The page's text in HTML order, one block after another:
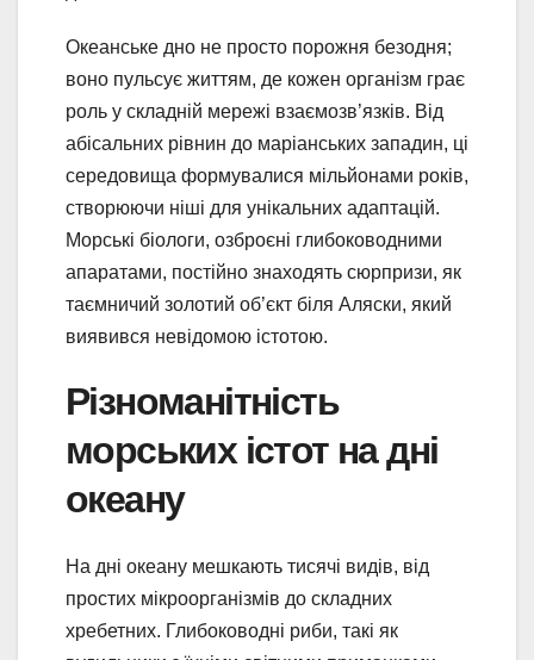
Океанське дно не просто порожня безодня;
воно пульсує життям, де кожен організм грає
роль у складній мережі взаємозв’язків. Від
абісальних рівнин до маріанських западин, ці
середовища формувалися мільйонами років,
створюючи ніші для унікальних адаптацій.
Морські біологи, озброєні глибоководними
апаратами, постійно знаходять сюрпризи, як
таємничий золотий об’єкт біля Аляски, який
виявився невідомою істотою.
Різноманітність
морських істот на дні
океану
На дні океану мешкають тисячі видів, від
простих мікроорганізмів до складних
хребетних. Глибоководні риби, такі як